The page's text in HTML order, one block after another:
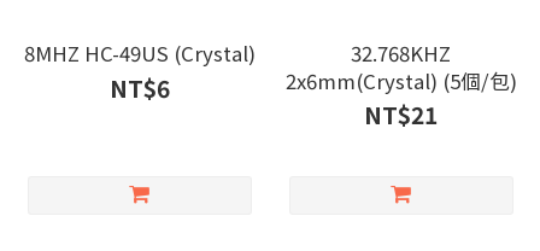
8MHZ HC-49US (Crystal)
NT$6
32.768KHZ
2x6mm(Crystal) (5個/包)
NT$21